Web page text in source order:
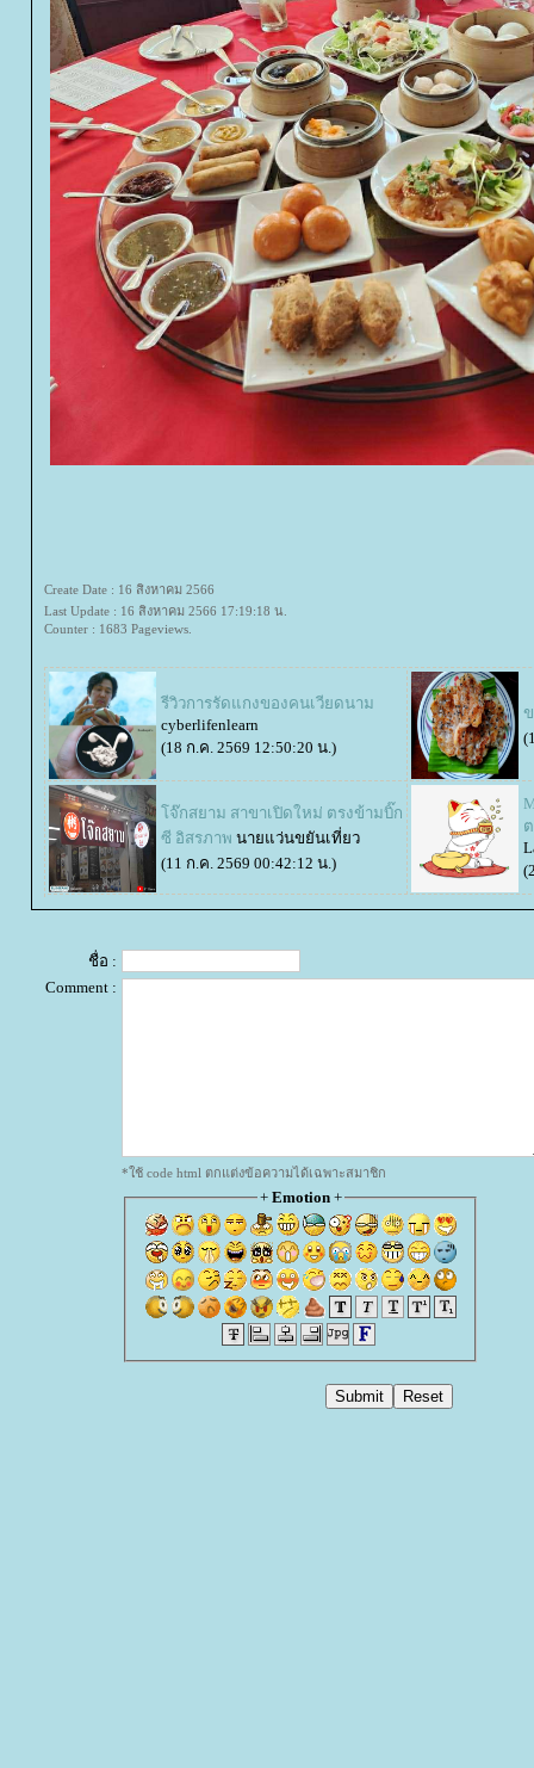
Create Date : 16 สิงหาคม 2566
Last Update : 16 สิงหาคม 2566 17:19:18 น.
Counter : 1683 Pageviews.
รีวิวการรัดแกงของคนเวียดนาม
cyberlifenlearn
(18 ก.ค. 2569 12:50:20 น.)
จ๊กสยาม สาขาเปิดใหม่ ตรงข้ามบิ๊ก
ซี อิสรภาพ นายแว่นขยันเที่ยว
(11 ก.ค. 2569 00:42:12 น.)
ชื่อ :
Comment :
*ใช้ code html ตกแต่งข้อความได้เฉพาะสมาชิก
+ Emotion+